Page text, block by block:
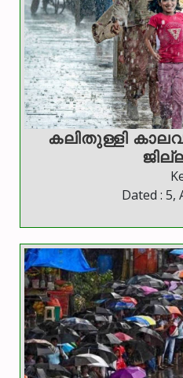
കലിതുള്ളി
Dated : 5,